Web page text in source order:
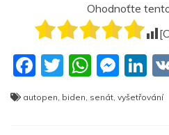
Ohodnoťte
F
c
T
w
itt
W
at
M
e
ss
Li
n
k
autopen biden senát vyšetřování